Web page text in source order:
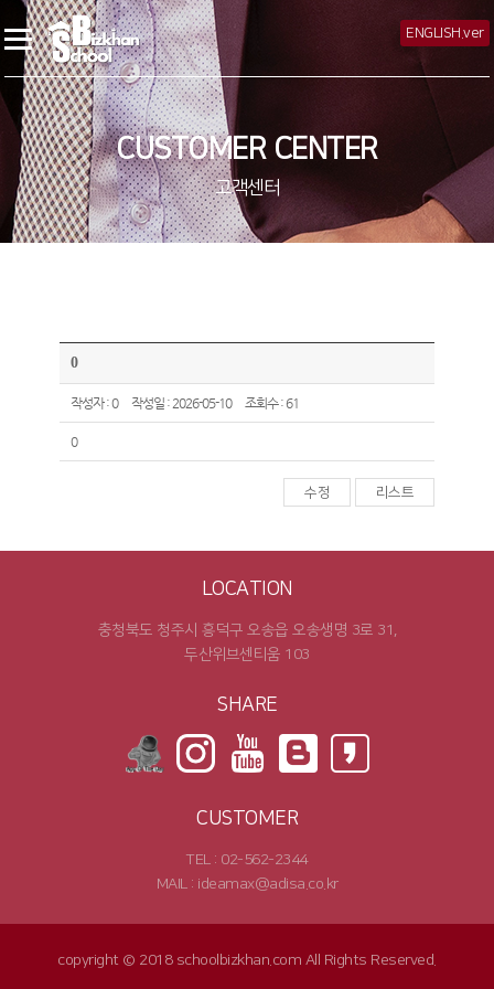
ENGLISH.ver
CUSTOMER CENTER
고객센터
0
작성자 : 0 작성일 : 2026-05-10 조회수 : 61
0
수정 리스트
LOCATION
충청북도 청주시 흥덕구 오송읍 오송생명 3로 31,
두산위브센티움 103
SHARE
CUSTOMER
TEL : 02-562-2344
MAIL : ideamax@adisa.co.kr
copyright © 2018 schoolbizkhan.com All Rights Reserved.